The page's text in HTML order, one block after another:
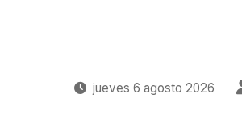
jueves 6 agosto 2026